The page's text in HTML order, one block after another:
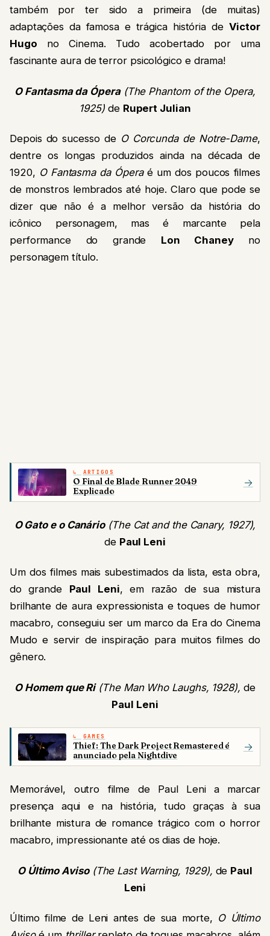
também por ter sido a primeira (de muitas)
adaptações da famosa e trágica história de Victor
Hugo no Cinema. Tudo acobertado por uma
fascinante aura de terror psicológico e drama!
O Fantasma da Ópera (The Phantom of the Opera,
1925) de Rupert Julian
Depois do sucesso de O Corcunda de Notre-Dame,
dentre os longas produzidos ainda na década de
1920, O Fantasma da Óperaé um dos poucos filmes
de monstros lembrados até hoje. Claro que pode se
dizer que não é a melhor versão da história do
icônico personagem, mas é marcante pela
performance do grande Lon Chaneyno
personagem título.
ARTIGOS
O Final de Blade Runner 2049
Explicado
→
O Gato e o Canário (The Cat and the Canary, 1927),
de Paul Leni
Um dos filmes mais subestimados da lista, esta obra,
do grande Paul Leni, em razão de sua mistura
brilhante de aura expressionista e toques de humor
macabro, conseguiu ser um marco da Era do Cinema
Mudo e servir de inspiração para muitos filmes do
gênero.
O Homem que Ri (The Man Who Laughs, 1928), de
Paul Leni
GAMES
Thief: The Dark Project Remastered é
anunciado pela Nightdive
→
Memorável, outro filme de Paul Leni a marcar
presença aqui e na história, tudo graças à sua
brilhante mistura de romance trágico com o horror
macabro, impressionante até os dias de hoje.
O Último Aviso(The Last Warning, 1929), de Paul
Leni
Último filme de Leni antes de sua morte, O Último